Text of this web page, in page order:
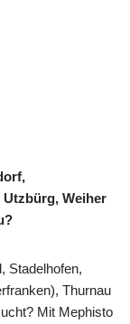
Weiher
Stadelhofen,
Thurnau
Mit Mephisto